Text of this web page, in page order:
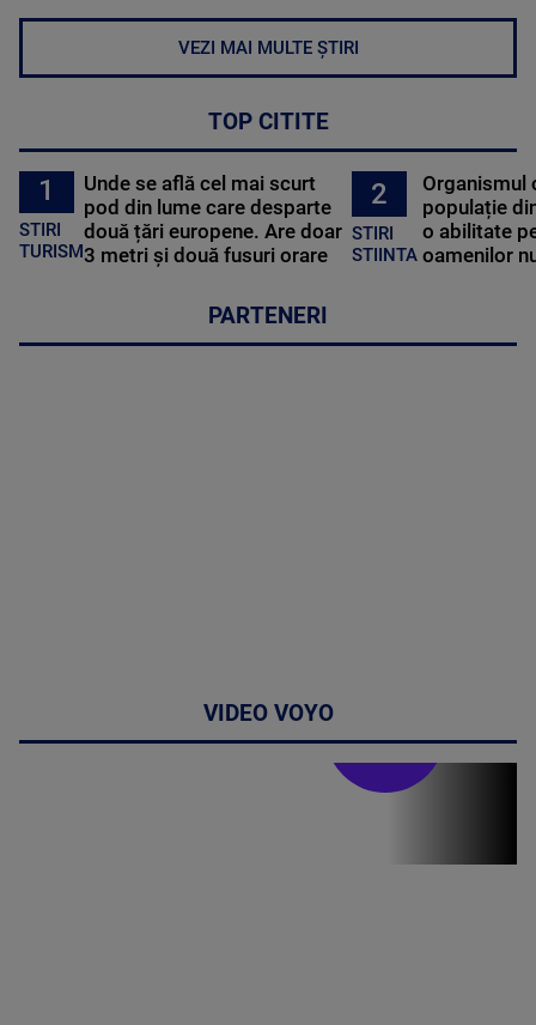
VEZI MAI MULTE ȘTIRI
TOP CITITE
1
STIRI
TURISM
Unde se află cel mai scurt
pod din lume care desparte
două țări europene. Are doar
3 metri și două fusuri orare
2
STIRI
STIINTA
Organismul
populație
o abilitate
oamenilor
PARTENERI
VIDEO VOYO